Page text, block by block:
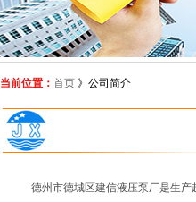
当前位置： 首页 》公司简介
德州市德城区建信液压泵厂是生产超